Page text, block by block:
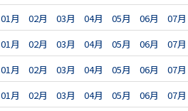
01月 02月 03月 04月 05月 06月 07月
01月 02月 03月 04月 05月 06月 07月
01月 02月 03月 04月 05月 06月 07月
01月 02月 03月 04月 05月 06月 07月